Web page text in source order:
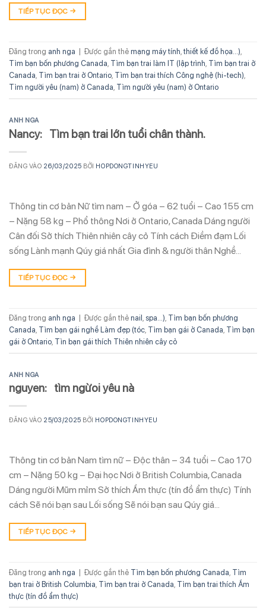
TIẾP TỤC ĐỌC →
Đăng trong anh nga Được gắn thẻ mạng máy tính, thiết kế đồ họa...),
Tìm bạn bốn phương Canada, Tìm bạn trai làm IT (lập trình, Tìm bạn trai ở
Canada, Tìm bạn trai ở Ontario, Tìm bạn trai thích Công nghệ (hi-tech),
Tìm người yêu (nam) ở Canada, Tìm người yêu (nam) ở Ontario
ANH NGA
Nancy: Tìm bạn trai lớn tuổi chân thành.
ĐĂNG VÀO 26/03/2025 BỞI HOPDONGTINHYEU
Thông tin cơ bản Nữ tìm nam – Ở góa – 62 tuổi – Cao 155 cm
– Nặng 58 kg – Phổ thông Nơi ở Ontario, Canada Dáng người
Cân đối Sở thích Thiên nhiên cây cỏ Tính cách Điềm đạm Lối
sống Lành mạnh Qúy giá nhất Gia đình & người thân Nghề…
TIẾP TỤC ĐỌC →
Đăng trong anh nga Được gắn thẻ nail spa...) Tìm bạn bốn phương
Canada Tìm bạn gái nghề Làm đẹp (tóc Tìm bạn gái ở Canada Tìm bạn
gái ở Ontario Tìn bạn gái thích Thiên nhiên cây cỏ
ANH NGA
nguyen: tìm ngừoi yêu nà
ĐĂNG VÀO 25/03/2025 BỞI HOPDONGTINHYEU
Thông tin cơ bản Nam tìm nữ – Độc thân – 34 tuổi – Cao 170
cm – Nặng 50 kg – Đại học Nơi ở British Columbia, Canada
Dáng người Mũm mỉm Sở thích Ẩm thực (tín đồ ẩm thực) Tính
cách Sẽ nói bạn sau Lối sống Sẽ nói bạn sau Qúy giá…
TIẾP TỤC ĐỌC →
Đăng trong anh nga | Được gắn thẻ Tìm bạn bốn phương Canada Tìm
bạn trai ở British Columbia Tìm bạn trai ở Canada Tìm bạn trai thích Ẩm
thực (tín đồ ẩm thực)